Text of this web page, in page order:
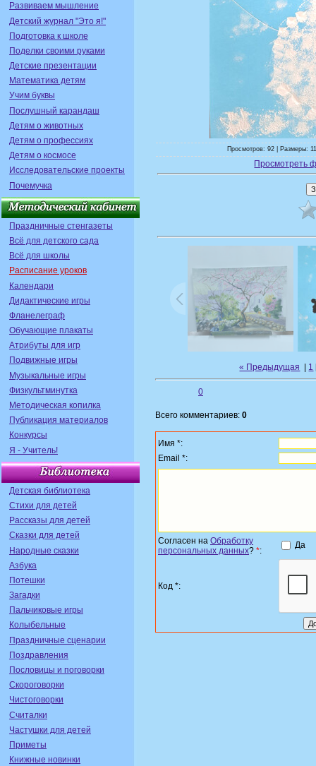
Развиваем мышление
Детский журнал "Это я!"
Подготовка к школе
Поделки своими руками
Детские презентации
Математика детям
Учим буквы
Послушный карандаш
Детям о животных
Детям о профессиях
Детям о космосе
Исследовательские проекты
Почемучка
Праздничные стенгазеты
Всё для детского сада
Всё для школы
Расписание уроков
Календари
Дидактические игры
Фланелеграф
Обучающие плакаты
Атрибуты для игр
Подвижные игры
Музыкальные игры
Физкультминутка
Методическая копилка
Публикация материалов
Конкурсы
Я - Учитель!
Детская библиотека
Стихи для детей
Рассказы для детей
Сказки для детей
Народные сказки
Азбука
Потешки
Загадки
Пальчиковые игры
Колыбельные
Праздничные сценарии
Поздравления
Пословицы и поговорки
Скороговорки
Чистоговорки
Считалки
Частушки для детей
Приметы
Книжные новинки
Просмотров: 92 | Размеры:
Просмотреть
« Предыдущая 1
0
Всего комментариев: 0
Имя *:
Email *:
Согласен на Обработку
персональных данных? *:
Да
Код *: